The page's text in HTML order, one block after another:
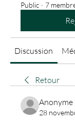
Public · 7
Discussion
Retour
Anonyme
28